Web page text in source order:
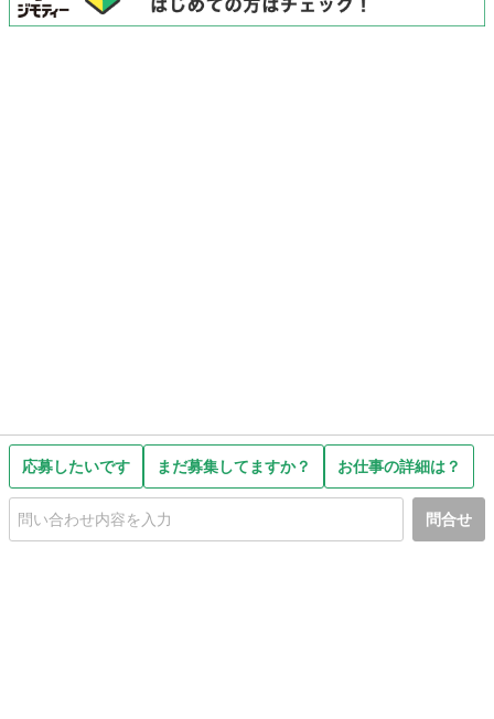
応募したいです まだ募集してますか？ お仕事の詳細は？
問合せ